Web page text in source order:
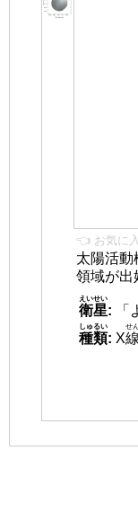
👈 お気に
太陽活動
領域が出
衛星
えいせい
:
「
種類
しゅるい
: X線
せ